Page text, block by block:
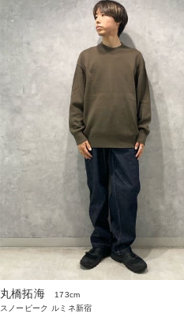
丸橋拓海
173cm
スノーピーク ルミネ新宿